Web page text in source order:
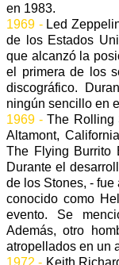
en 1983.
1969 -Led
de los Estados
que alcanzó la
el primera de los
discográfico.
ningún sencillo en
1969 - The Rolling
Altamont,
The Flying Burrito
Durante el
de los Stones, -
conocido como
evento. Se
Además, otro
atropellados en un
1972 - Keith